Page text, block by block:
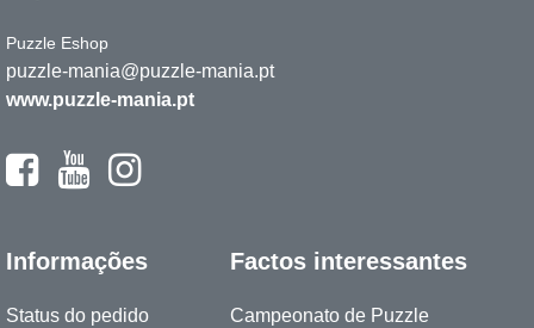
Puzzle Eshop
puzzle-mania@puzzle-mania.pt
www.puzzle-mania.pt
Informações
Status do pedido
Factos interessantes
Campeonato de Puzzle